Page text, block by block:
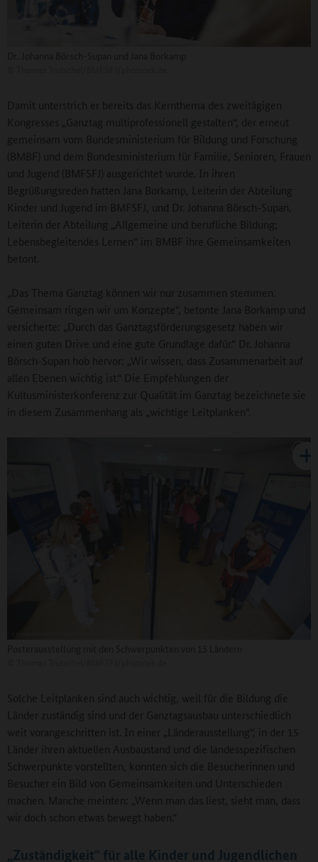
Damit unterstrich er bereits das Kernthema des zweitägigen
Kongresses „Ganztag multiprofessionell gestalten“, der erneut
gemeinsam vom Bundesministerium für Bildung und Forschung
(BMBF) und dem Bundesministerium für Familie, Senioren, Frauen
und Jugend (BMFSFJ) ausgerichtet wurde. In ihren
Begrüßungsreden hatten Jana Borkamp, Leiterin der Abteilung
Kinder und Jugend im BMFSFJ, und Dr. Johanna Börsch-Supan,
Leiterin der Abteilung „Allgemeine und berufliche Bildung;
Lebensbegleitendes Lernen“ im BMBF ihre Gemeinsamkeiten
betont.
„Das Thema Ganztag können wir nur zusammen stemmen.
Gemeinsam ringen wir um Konzepte“, betonte Jana Borkamp und
versicherte: „Durch das Ganztagsförderungsgesetz haben wir
einen guten Drive und eine gute Grundlage dafür.“ Dr. Johanna
Börsch-Supan hob hervor: „Wir wissen, dass Zusammenarbeit auf
allen Ebenen wichtig ist.“ Die Empfehlungen der
Kultusministerkonferenz zur Qualität im Ganztag bezeichnete sie
in diesem Zusammenhang als „wichtige Leitplanken“.
Solche Leitplanken sind auch wichtig, weil für die Bildung die
Länder zuständig sind und der Ganztagsausbau unterschiedlich
weit vorangeschritten ist. In einer „Länderausstellung“, in der 15
Länder ihren aktuellen Ausbaustand und die landesspezifischen
Schwerpunkte vorstellten, konnten sich die Besucherinnen und
Besucher ein Bild von Gemeinsamkeiten und Unterschieden
machen. Manche meinten: „Wenn man das liest, sieht man, dass
wir doch schon etwas bewegt haben.“
„Zuständigkeit“ für alle Kinder und Jugendlichen